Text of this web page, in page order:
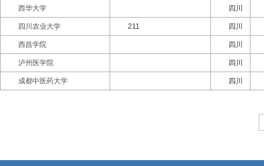
西华大学 四川
四川农业大学 211 四川
西昌学院 四川
泸州医学院 四川
成都中医药大学 四川